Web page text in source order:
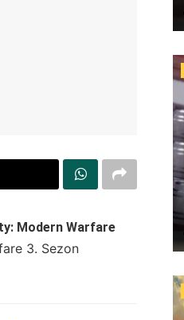
Modern Warfare
3. Sezon